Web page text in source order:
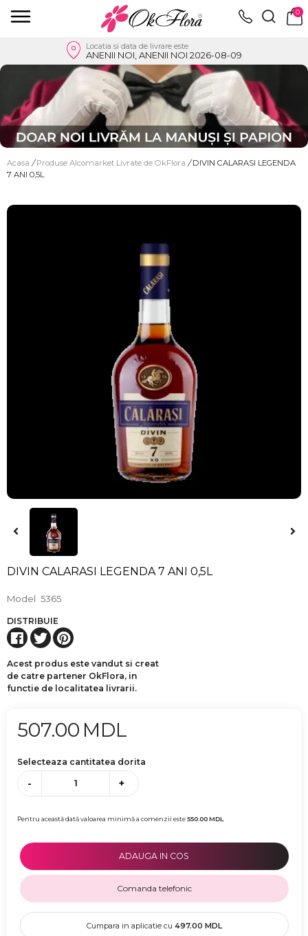
0
Locatia si data de livrare este
ANENII NOI, ANENII NOI 2026-08-09
Acasa / Produse Alcomarket Livrate de OkFlora / DIVIN CALARASI LEGENDA
7 ANI 0,5L
DIVIN CALARASI LEGENDA 7 ANI 0,5L
Model 5365
DISTRIBUIE
Acest produs este vandut si creat
de catre partener OkFlora, in
functie de localitatea livrarii.
507.00 MDL
Selecteaza cantitatea dorita
- +
Pentru această dată valoarea minimă a comenzii este550.00MDL
ADAUGA IN COS
Comanda telefonic
Cumpara in aplicatie cu 497.00 MDL